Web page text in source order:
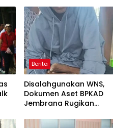
Berita
Disalahgunakan WNS,
Dokumen Aset BPKAD
Jembrana Rugikan